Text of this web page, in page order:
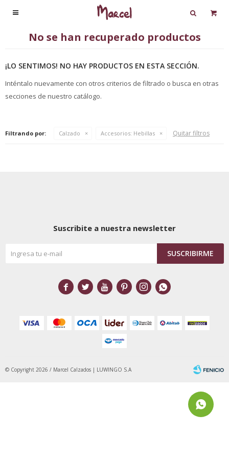

No se han recuperado productos
¡LO SENTIMOS! NO HAY PRODUCTOS EN ESTA SECCIÓN.
Inténtalo nuevamente con otros criterios de filtrado o busca en otras
secciones de nuestro catálogo.
Filtrando por: Calzado Accesorios: Hebillas Quitar filtros
Suscribite a nuestra newsletter
SUSCRIBIRME
     
© Copyright 2026 / Marcel Calzados | LUWINGO S.A